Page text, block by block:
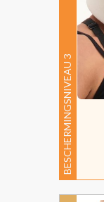
BESCHERMINGSNIVEAU 3